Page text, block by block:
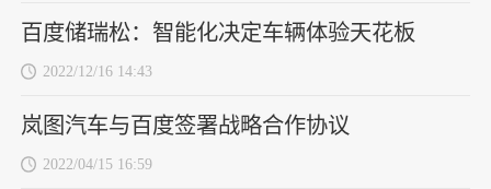
百度储瑞松：智能化决定车辆体验天花板
2022/12/16 14:43
岚图汽车与百度签署战略合作协议
2022/04/15 16:59